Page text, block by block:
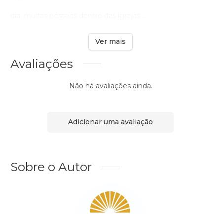
Ver mais
Avaliações
Não há avaliações ainda.
Adicionar uma avaliação
Sobre o Autor